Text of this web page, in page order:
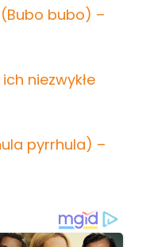
bubo) –
niezwykłe
pyrrhula) –